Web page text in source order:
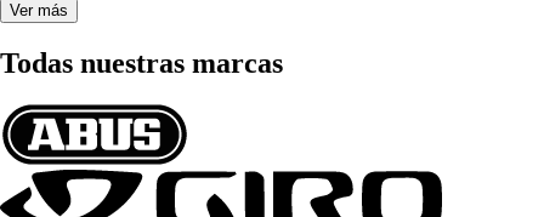
Ver más
Todas nuestras marcas